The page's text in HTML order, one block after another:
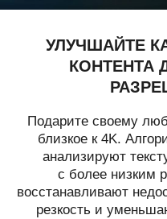
УЛУЧШАЙТЕ
КОНТЕНТА
Подарите своему
близкое к 4K.
анализируют
с более низким
восстанавливают
резкость и